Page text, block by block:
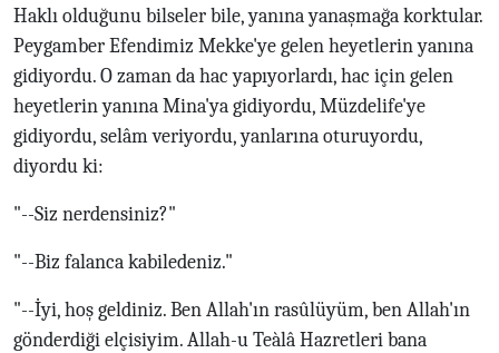
Haklı olduğunu bilseler bile, yanına yanaşmağa korktular.
Peygamber Efendimiz Mekke'ye gelen heyetlerin yanına
gidiyordu. O zaman da hac yapıyorlardı, hac için gelen
heyetlerin yanına Mina'ya gidiyordu, Müzdelife'ye
gidiyordu, selâm veriyordu, yanlarına oturuyordu,
diyordu ki:
"--Siz nerdensiniz?"
"--Biz falanca kabiledeniz."
"--İyi, hoş geldiniz. Ben Allah'ın rasûlüyüm, ben Allah'ın
gönderdiği elçisiyim. Allah-u Teàlâ Hazretleri bana